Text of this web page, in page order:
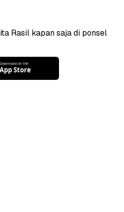
Rasil kapan saja di ponsel